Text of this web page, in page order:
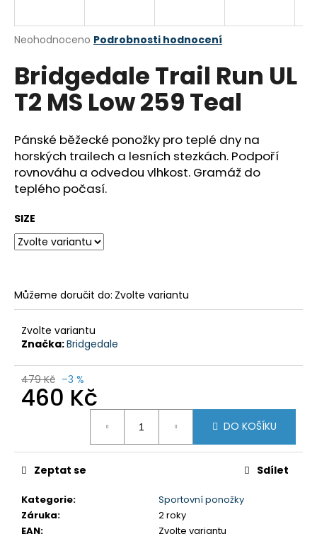
Průměrné
produktu
je
0,0
hvězdiček.
Neohodnoceno Podrobnosti hodnocení
Bridgedale Trail Run UL
T2 MS Low 259 Teal
Pánské běžecké ponožky pro teplé dny na
horských trailech a lesních stezkách. Podpoří
rovnováhu a odvedou vlhkost. Gramáž do
teplého počasí.
SIZE
Můžeme doručit do: Zvolte variantu
Zvolte variantu
Značka:Bridgedale
479 Kč –3 %
460 Kč
DO KOŠÍKU
Kategorie:
Sportovní ponožky
Záruka:
2 roky
EAN: Zvolte variantu
Zeptat se Sdílet
j
t
?
HLEDAT
D
o
r
u
u
e
m
e
3/4
KALHOTY
MISSY
FIALOVÉ
699
Kč